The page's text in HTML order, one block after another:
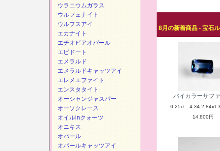
8月の新着商品 - 宝石
バイカラーサフ
0.25ct 4.34-
14,800円
ウラニウムガラス
ウルフェナイト
ウルフスアイ
エカナイト
エチオピアオパール
エピドート
エメラルド
エメラルドキャッツアイ
エレメエファイト
エンスタタイト
オーシャンジャスパー
オーソクレース
オイルinクォーツ
オニキス
オパール
オパールキャッツアイ